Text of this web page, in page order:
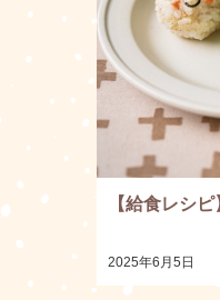
【給食レシ
2025年6月5日